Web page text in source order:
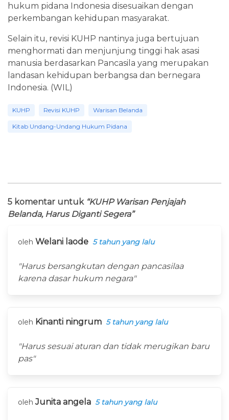
hukum pidana Indonesia disesuaikan dengan
perkembangan kehidupan masyarakat.
Selain itu, revisi KUHP nantinya juga bertujuan
menghormati dan menjunjung tinggi hak asasi
manusia berdasarkan Pancasila yang merupakan
landasan kehidupan berbangsa dan bernegara
Indonesia. (WIL)
KUHP Revisi KUHP Warisan Belanda
Kitab Undang-Undang Hukum Pidana
5 komentar untuk “KUHP Warisan Penjajah
Belanda, Harus Diganti Segera”
oleh Welani laode 5 tahun yang lalu
"Harus bersangkutan dengan pancasilaa
karena dasar hukum negara"
oleh Kinanti ningrum 5 tahun yang lalu
"Harus sesuai aturan dan tidak merugikan baru
pas"
oleh Junita angela 5 tahun yang lalu